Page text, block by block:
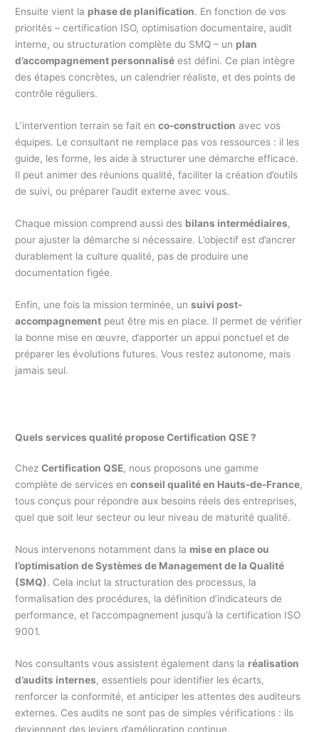
Ensuite vient la phase de planification. En fonction de vos
priorités – certification ISO, optimisation documentaire, audit
interne, ou structuration complète du SMQ – un plan
d’accompagnement personnalisé est défini. Ce plan intègre
des étapes concrètes, un calendrier réaliste, et des points de
contrôle réguliers.
L’intervention terrain se fait enco-construction avec vos
équipes. Le consultant ne remplace pas vos ressources : il les
guide, les forme, les aide à structurer une démarche efficace.
Il peut animer des réunions qualité, faciliter la création d’outils
de suivi, ou préparer l’audit externe avec vous.
Chaque mission comprend aussi des bilans intermédiaires,
pour ajuster la démarche si nécessaire. L’objectif est d’ancrer
durablement la culture qualité, pas de produire une
documentation figée.
Enfin, une fois la mission terminée, unsuivi post-
accompagnement peut être mis en place. Il permet de vérifier
la bonne mise en œuvre, d’apporter un appui ponctuel et de
préparer les évolutions futures. Vous restez autonome, mais
jamais seul.
Quels services qualité propose Certification QSE ?
ChezCertification QSE, nous proposons une gamme
complète de services enconseil qualité en Hauts-de-France,
tous conçus pour répondre aux besoins réels des entreprises,
quel que soit leur secteur ou leur niveau de maturité qualité.
Nous intervenons notamment dans la mise en place ou
l’optimisation de Systèmes de Management de la Qualité
(SMQ). Cela inclut la structuration des processus, la
formalisation des procédures, la définition d’indicateurs de
performance, et l’accompagnement jusqu’à la certification ISO
9001.
Nos consultants vous assistent également dans la réalisation
d’audits internes, essentiels pour identifier les écarts,
renforcer la conformité, et anticiper les attentes des auditeurs
externes. Ces audits ne sont pas de simples vérifications : ils
deviennent des leviers d’amélioration continue.